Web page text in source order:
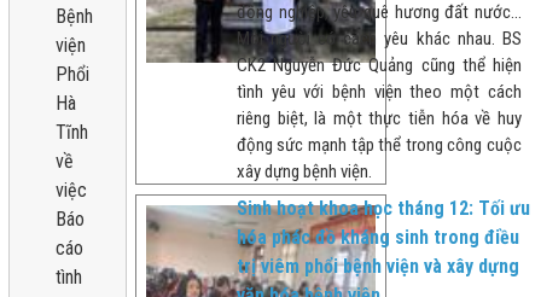
Bệnh
viện
Phổi
Hà
Tĩnh
về
việc
Báo
cáo
tình
đồng nghiệp, yêu quê hương đất nước...
Mỗi người có cách yêu khác nhau. BS
CK2 Nguyễn Đức Quảng cũng thể hiện
tình yêu với bệnh viện theo một cách
riêng biệt, là một thực tiễn hóa về huy
động sức mạnh tập thể trong công cuộc
xây dựng bệnh viện.
Sinh hoạt khoa học tháng 12: Tối ưu
hóa phác đồ kháng sinh trong điều
trị viêm phổi bệnh viện và xây dựng